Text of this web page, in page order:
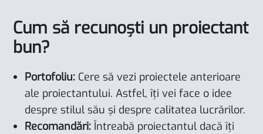
Cum să recunoști un proiectant
bun?
Portofoliu: Cere să vezi proiectele anterioare
ale proiectantului. Astfel, îți vei face o idee
despre stilul său și despre calitatea lucrărilor.
Recomandări:Întreabă proiectantul dacă îți